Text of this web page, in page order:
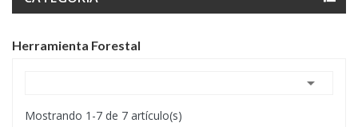
Herramienta Forestal

Mostrando 1-7 de 7 artículo(s)